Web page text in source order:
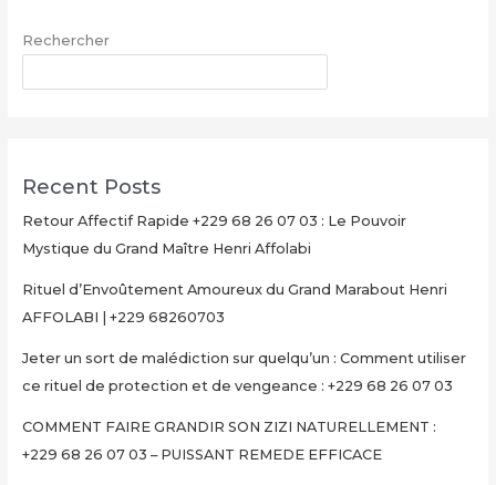
68
07
REMEDE
EFFICACE
Rechercher
Recent Posts
Retour Affectif Rapide +229 68 26 07 03 : Le Pouvoir
Mystique du Grand Maître Henri Affolabi
Rituel d’Envoûtement Amoureux du Grand Marabout Henri
AFFOLABI | +229 68260703
Jeter un sort de malédiction sur quelqu’un : Comment utiliser
ce rituel de protection et de vengeance : +229 68 26 07 03
COMMENT FAIRE GRANDIR SON ZIZI NATURELLEMENT :
+229 68 26 07 03 – PUISSANT REMEDE EFFICACE